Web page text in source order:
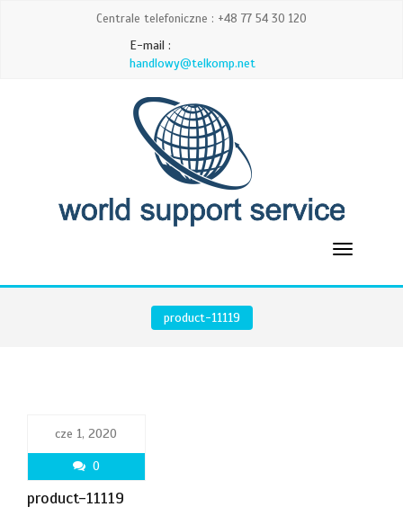
Centrale telefoniczne : +48 77 54 30 120
E-mail :
handlowy@telkomp.net
product-11119
cze 1, 2020
0
product-11119